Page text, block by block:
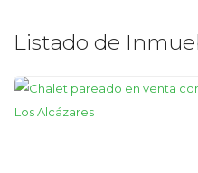
Listado de